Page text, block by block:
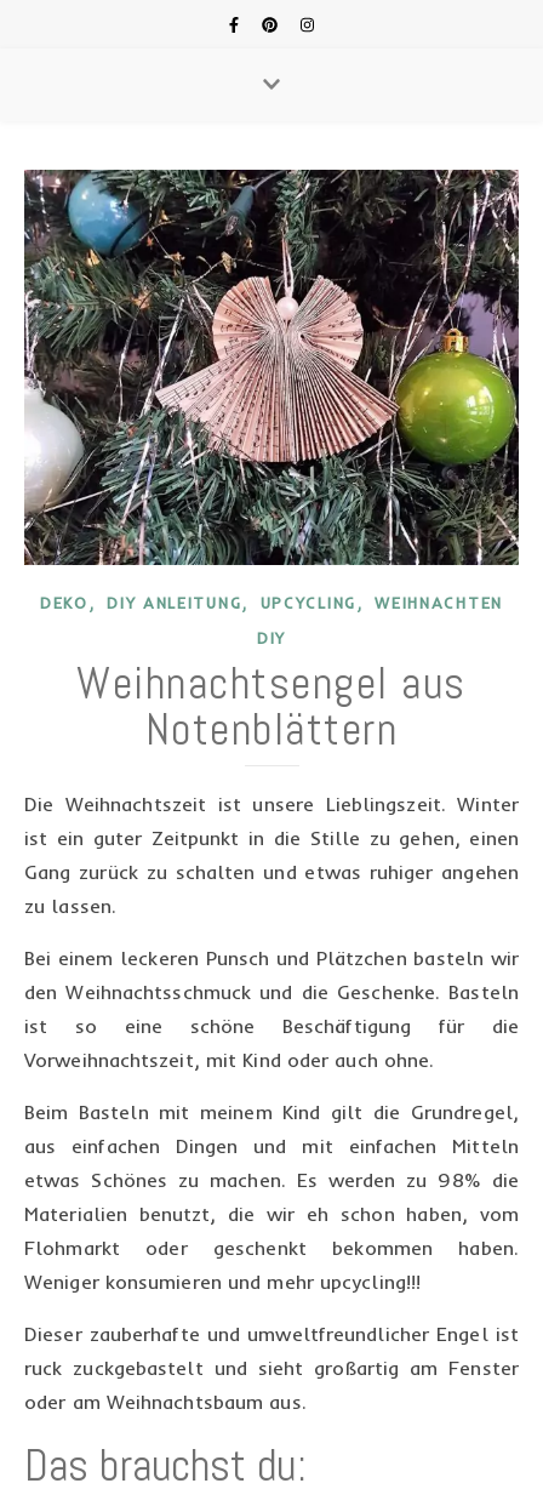
DEKO ,DIY ANLEITUNG, UPCYCLING ,WEIHNACHTEN
DIY
Weihnachtsengel aus
Notenblättern
Die Weihnachtszeit ist unsere Lieblingszeit. Winter
ist ein guter Zeitpunkt in die Stille zu gehen, einen
Gang zurück zu schalten und etwas ruhiger angehen
zu lassen.
Bei einem leckeren Punsch und Plätzchen basteln wir
den Weihnachtsschmuck und die Geschenke. Basteln
ist so eine schöne Beschäftigung für die
Vorweihnachtszeit, mit Kind oder auch ohne.
Beim Basteln mit meinem Kind gilt die Grundregel,
aus einfachen Dingen und mit einfachen Mitteln
etwas Schönes zu machen. Es werden zu 98% die
Materialien benutzt, die wir eh schon haben, vom
Flohmarkt oder geschenkt bekommen haben.
Weniger konsumieren und mehr upcycling!!!
Dieser zauberhafte und umweltfreundlicher Engel ist
ruck zuckgebastelt und sieht großartig am Fenster
oder am Weihnachtsbaum aus.
Das brauchst du: